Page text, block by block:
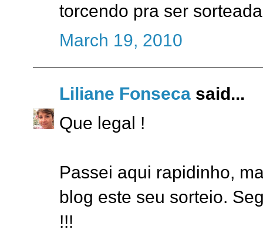
torcendo pra ser
March 19, 2010
Liliane Fonseca said...
Que legal !
Passei aqui rapidinho,
blog este seu sorteio.
!!!